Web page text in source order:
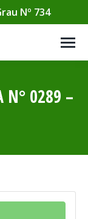
Nº 734
N° 0289 –